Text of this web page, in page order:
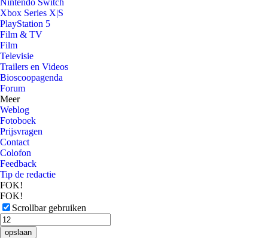
Nintendo Switch
Xbox Series X|S
PlayStation 5
Film & TV
Film
Televisie
Trailers en Videos
Bioscoopagenda
Forum
Meer
Weblog
Fotoboek
Prijsvragen
Contact
Colofon
Feedback
Tip de redactie
FOK!
FOK!
Scrollbar gebruiken
opslaan